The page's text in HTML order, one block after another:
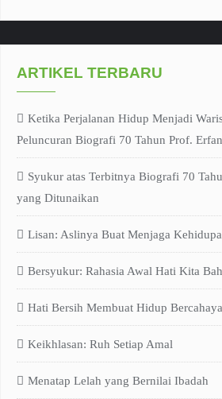
ARTIKEL TERBARU
Ketika Perjalanan Hidup Menjadi
Peluncuran Biografi 70 Tahun Prof.
Syukur atas Terbitnya Biografi 70
yang Ditunaikan
Lisan: Aslinya Buat Menjaga
Bersyukur: Rahasia Awal Hati Kita
Hati Bersih Membuat Hidup Bercahaya
Keikhlasan: Ruh Setiap Amal
Menatap Lelah yang Bernilai Ibadah